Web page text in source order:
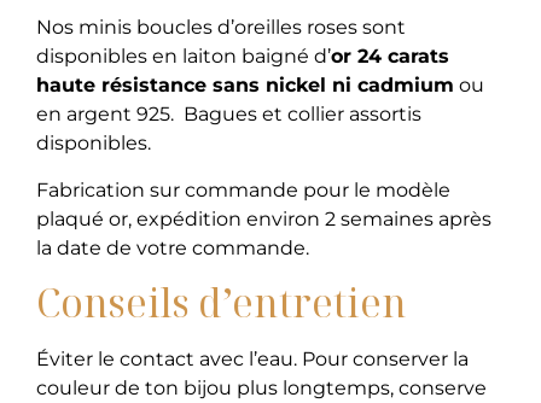
Nos minis boucles d’oreilles roses sont
disponibles en laiton baigné d’or 24 carats
haute résistance sans nickel ni cadmium ou
en argent 925. Bagues et collier assortis
disponibles.
Fabrication sur commande pour le modèle
plaqué or, expédition environ 2 semaines après
la date de votre commande.
Conseils d’entretien
Éviter le contact avec l’eau. Pour conserver la
couleur de ton bijou plus longtemps, conserve